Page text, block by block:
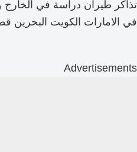
تذاكر طيران دراسة في
في الامارات الكويت البحرين
Advertisements